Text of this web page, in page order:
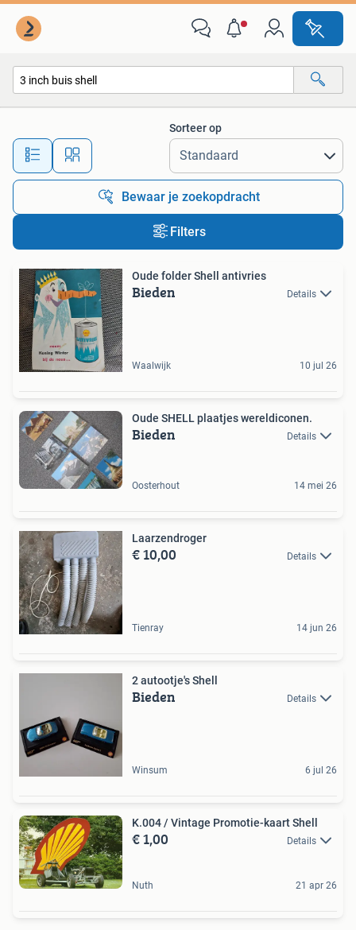
Alle afstanden…
Sorteer op
Bewaar je zoekopdracht
Filters
Oude folder Shell antivries
Bieden Details
Waalwijk 10 jul 26
Oude SHELL plaatjes wereldiconen.
Bieden Details
Oosterhout 14 mei 26
Laarzendroger
€ 10,00 Details
Tienray 14 jun 26
2 autootje's Shell
Bieden Details
Winsum 6 jul 26
K.004 / Vintage Promotie-kaart Shell
€ 1,00 Details
Nuth 21 apr 26